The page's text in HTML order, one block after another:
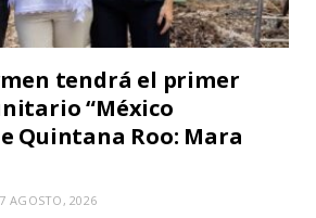
tendrá el primer
“México
Quintana Roo: Mara
7 AGOSTO, 2026